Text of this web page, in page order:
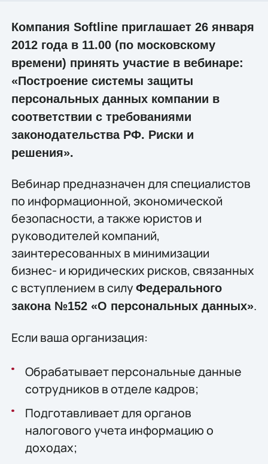
Компания Softline приглашает 26 января
2012 года в 11.00 (по московскому
времени) принять участие в вебинаре:
«Построение системы защиты
персональных данных компании в
соответствии с требованиями
законодательства РФ. Риски и
решения».
Вебинар предназначен для специалистов
по информационной, экономической
безопасности, а также юристов и
руководителей компаний,
заинтересованных в минимизации
бизнес- и юридических рисков, связанных
с вступлением в силу Федерального
закона №152 «О персональных данных».
Если ваша организация:
Обрабатывает персональные данные
сотрудников в отделе кадров;
Подготавливает для органов
налогового учета информацию о
доходах;